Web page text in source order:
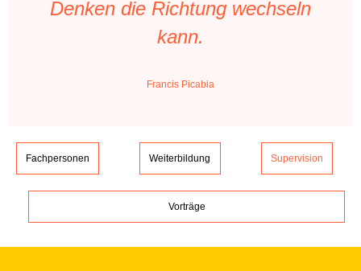
Denken die Richtung wechseln
kann.
Francis Picabia
Fachpersonen Weiterbildung Supervision
Vorträge